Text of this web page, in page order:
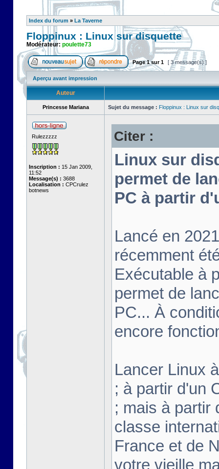
Index du forum » La Taverne
Floppinux : Linux sur disquette
Modérateur: poulette73
Page1sur1 [ 3 message(s) ]
Aperçu avant impression
Auteur
Princesse Mariana Sujet du message : Floppinux : Linux sur
Rulezzzzz
Inscription : 15 Jan 2009,
11:52
Message(s) : 3688
Localisation : CPCrulez
botnews
Citer :
Linux sur
permet de
PC à partir
Lancé en
récemment
Exécutable à
permet de
PC... À
encore
Lancer Linux
; à partir d'un
; mais à partir
classe
France et de
votre vieille